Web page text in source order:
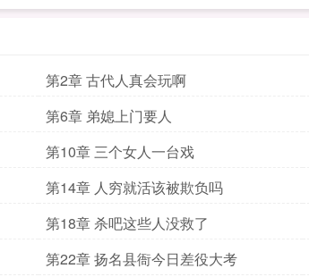
第2章 古代人真会玩啊
第6章 弟媳上门要人
第10章 三个女人一台戏
第14章 人穷就活该被欺负吗
第18章 杀吧这些人没救了
第22章 扬名县衙今日差役大考